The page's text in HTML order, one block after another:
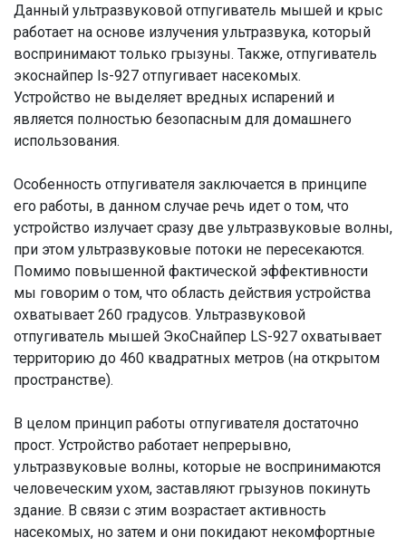
Данный ультразвуковой отпугиватель мышей и крыс
работает на основе излучения ультразвука, который
воспринимают только грызуны. Также, отпугиватель
экоснайпер ls-927 отпугивает насекомых.
Устройство не выделяет вредных испарений и
является полностью безопасным для домашнего
использования.
Особенность отпугивателя заключается в принципе
его работы, в данном случае речь идет о том, что
устройство излучает сразу две ультразвуковые волны,
при этом ультразвуковые потоки не пересекаются.
Помимо повышенной фактической эффективности
мы говорим о том, что область действия устройства
охватывает 260 градусов. Ультразвуковой
отпугиватель мышей ЭкоСнайпер LS-927 охватывает
территорию до 460 квадратных метров (на открытом
пространстве).
В целом принцип работы отпугивателя достаточно
прост. Устройство работает непрерывно,
ультразвуковые волны, которые не воспринимаются
человеческим ухом, заставляют грызунов покинуть
здание. В связи с этим возрастает активность
насекомых, но затем и они покидают некомфортные